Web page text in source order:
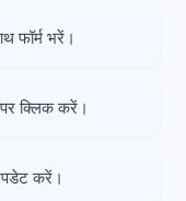
फॉर्म भरें।
क्लिक करें।
करें।